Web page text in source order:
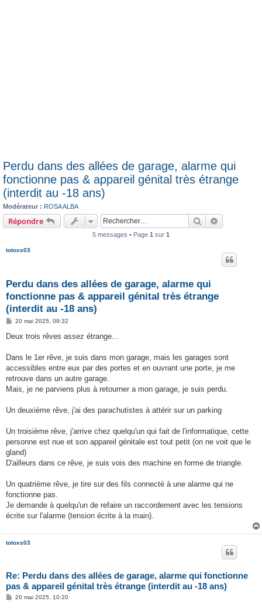
Perdu dans des allées de garage, alarme qui
fonctionne pas & appareil génital très étrange
(interdit au -18 ans)
Modérateur : ROSA ALBA
Répondre Rechercher
5 messages • Page 1 sur 1
totoxs03
Perdu dans des allées de garage, alarme qui
fonctionne pas & appareil génital très étrange
(interdit au -18 ans)
M
s
g
20 mai 2025, 09:32
Deux trois rêves assez étrange...
Dans le 1er rêve, je suis dans mon garage, mais les garages sont
accessibles entre eux par des portes et en ouvrant une porte, je me
retrouve dans un autre garage.
Mais, je ne parviens plus à retourner a mon garage, je suis perdu.
Un deuxième rêve, j'ai des parachutistes à attérir sur un parking
Un troisième rêve, j'arrive chez quelqu'un qui fait de l'informatique, cette
personne est nue et son appareil génitale est tout petit (on ne voit que le
gland)
D'ailleurs dans ce rêve, je suis vois des machine en forme de triangle.
Un quatrième rêve, je tire sur des fils connecté à une alarme qui ne
fonctionne pas.
Je demande à quelqu'un de refaire un raccordement avec les tensions
écrite sur l'alarme (tension écrite à la main).
totoxs03
Re: Perdu dans des allées de garage, alarme qui fonctionne
pas & appareil génital très étrange (interdit au -18 ans)
M20 mai 2025, 10:20